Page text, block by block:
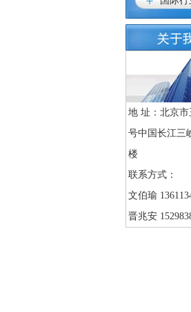
地 址：北京市
号中国长江三
楼
联系方式：
文伯瑜
晋兆安